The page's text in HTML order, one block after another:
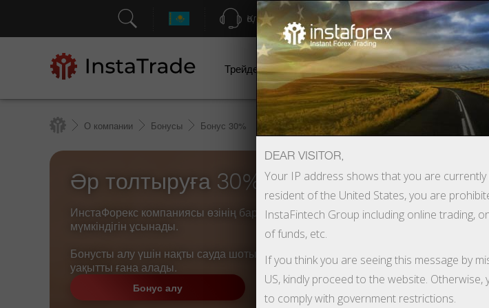
Қолдау Шотты тез ашу
Трейдерлерге Жаңа бастаушыларға
О компании Бонусы Бонус 30%
Әр толтыруға 30% бонус
ИнстаФорекс компаниясы өзінің барлық клиенттеріне тартымды жаңа ұсынысты
мүмкіндігін ұсынады.
Бонусты алу үшін нақты сауда шотын* тіркеп және өтініш формасын толтыру
уақытты ғана алады.
Бонус алу
DEAR VISITOR,
Your IP address shows that you are
resident of the United States, you are
InstaFintech Group including online trading,
of funds, etc.
If you think you are seeing this message by
US, kindly proceed to the website.
to comply with government restrictions.